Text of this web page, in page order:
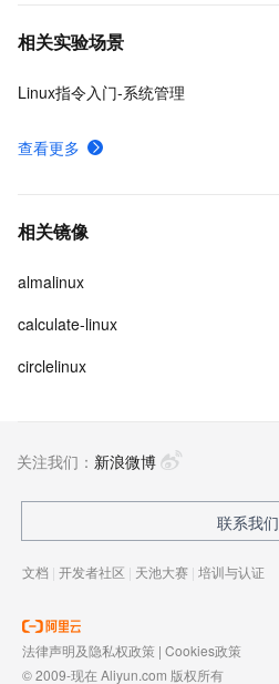
相关实验场景
Linux指令入门-系统管理
查看更多
相关镜像
almalinux
calculate-linux
circlelinux
关注我们： 新浪微博
联系我们
文档 | 开发者社区 | 天池大赛 | 培训与认证
法律声明及隐私权政策 | Cookies政策
© 2009-现在 Aliyun.com 版权所有